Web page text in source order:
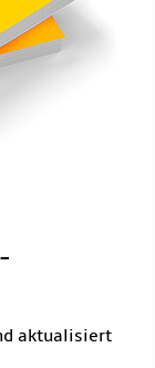
aktualisiert